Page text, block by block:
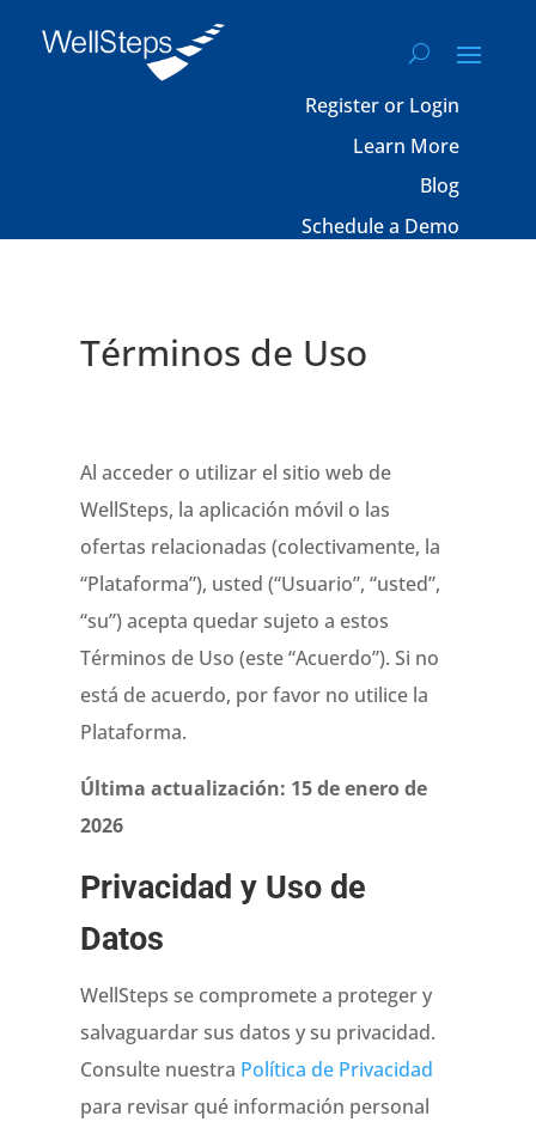
Register or Login
Learn More
Blog
Schedule a Demo
Términos de Uso
Al acceder o utilizar el sitio web de
WellSteps, la aplicación móvil o las
ofertas relacionadas (colectivamente, la
“Plataforma”), usted (“Usuario”, “usted”,
“su”) acepta quedar sujeto a estos
Términos de Uso (este “Acuerdo”). Si no
está de acuerdo, por favor no utilice la
Plataforma.
Última actualización: 15 de enero de
2026
Privacidad y Uso de
Datos
WellSteps se compromete a proteger y
salvaguardar sus datos y su privacidad.
Consulte nuestra Política de Privacidad
para revisar qué información personal